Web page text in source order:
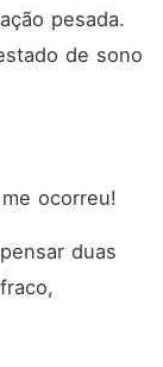
pesada.
de sono
ocorreu!
duas